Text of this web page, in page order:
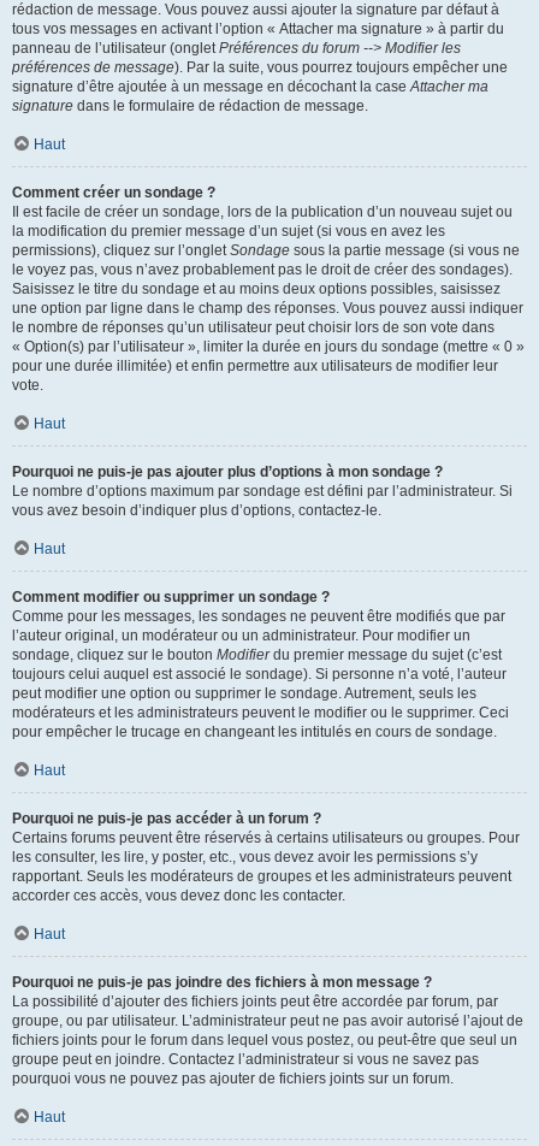
rédaction de message. Vous pouvez aussi ajouter la signature par défaut à
tous vos messages en activant l’option « Attacher ma signature » à partir du
panneau de l’utilisateur (ongletPréférences du forum --> Modifier les
préférences de message). Par la suite, vous pourrez toujours empêcher une
signature d’être ajoutée à un message en décochant la caseAttacher ma
signature dans le formulaire de rédaction de message.
Haut
Comment créer un sondage ?
Il est facile de créer un sondage, lors de la publication d’un nouveau sujet ou
la modification du premier message d’un sujet (si vous en avez les
permissions), cliquez sur l’ongletSondage sous la partie message (si vous ne
le voyez pas, vous n’avez probablement pas le droit de créer des sondages).
Saisissez le titre du sondage et au moins deux options possibles, saisissez
une option par ligne dans le champ des réponses. Vous pouvez aussi indiquer
le nombre de réponses qu’un utilisateur peut choisir lors de son vote dans
« Option(s) par l’utilisateur », limiter la durée en jours du sondage (mettre « 0 »
pour une durée illimitée) et enfin permettre aux utilisateurs de modifier leur
vote.
Haut
Pourquoi ne puis-je pas ajouter plus d’options à mon sondage ?
Le nombre d’options maximum par sondage est défini par l’administrateur. Si
vous avez besoin d’indiquer plus d’options, contactez-le.
Haut
Comment modifier ou supprimer un sondage ?
Comme pour les messages, les sondages ne peuvent être modifiés que par
l’auteur original, un modérateur ou un administrateur. Pour modifier un
sondage, cliquez sur le bouton Modifierdu premier message du sujet (c’est
toujours celui auquel est associé le sondage). Si personne n’a voté, l’auteur
peut modifier une option ou supprimer le sondage. Autrement, seuls les
modérateurs et les administrateurs peuvent le modifier ou le supprimer. Ceci
pour empêcher le trucage en changeant les intitulés en cours de sondage.
Haut
Pourquoi ne puis-je pas accéder à un forum ?
Certains forums peuvent être réservés à certains utilisateurs ou groupes. Pour
les consulter, les lire, y poster, etc., vous devez avoir les permissions s’y
rapportant. Seuls les modérateurs de groupes et les administrateurs peuvent
accorder ces accès, vous devez donc les contacter.
Haut
Pourquoi ne puis-je pas joindre des fichiers à mon message ?
La possibilité d’ajouter des fichiers joints peut être accordée par forum, par
groupe, ou par utilisateur. L’administrateur peut ne pas avoir autorisé l’ajout de
fichiers joints pour le forum dans lequel vous postez, ou peut-être que seul un
groupe peut en joindre. Contactez l’administrateur si vous ne savez pas
pourquoi vous ne pouvez pas ajouter de fichiers joints sur un forum.
Haut